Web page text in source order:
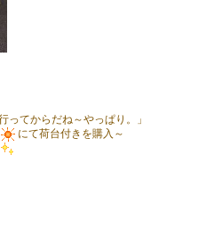
ってからだね～やっぱり。」
にて荷台付きを購入～